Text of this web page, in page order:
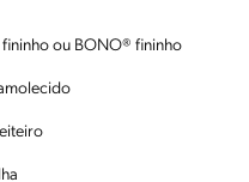
ou BONO® fininho